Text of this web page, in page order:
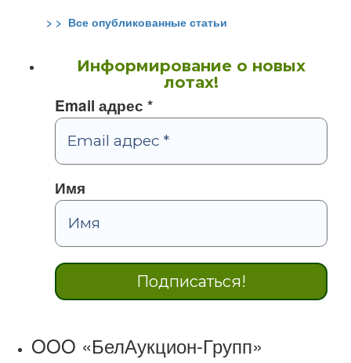
> > Все опубликованные статьи
Информирование о новых
лотах!
Email адрес *
Имя
OOO «БелАукцион-Групп»